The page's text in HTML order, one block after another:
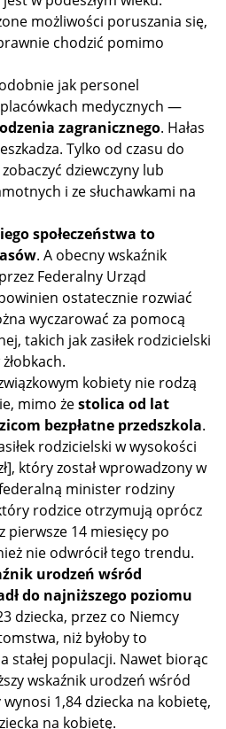
możliwości poruszania się,
chodzić pomimo
jak personel
medycznych —
zagranicznego. Hałas
Tylko od czasu do
dziewczyny lub
i ze słuchawkami na
społeczeństwa to
. A obecny wskaźnik
Federalny Urząd
ostatecznie rozwiać
wyczarować za pomocą
takich jak zasiłek rodzicielski
kobiety nie rodzą
mimo żestolica od lat
bezpłatne przedszkola.
rodzicielski w wysokości
który został wprowadzony w
minister rodziny
rodzice otrzymują oprócz
pierwsze 14 miesięcy po
nie odwrócił tego trendu.
urodzeń wśród
do najniższego poziomu
dziecka, przez co Niemcy
niż byłoby to
stałej populacji. Nawet biorąc
wskaźnik urodzeń wśród
1,84 dziecka na kobietę,
na kobietę.